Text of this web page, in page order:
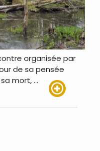
organisée par
de sa pensée
mort, …